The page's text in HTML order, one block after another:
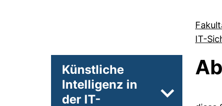
IT-
Künstliche
Intelligenz in
der IT-
Unterseiten